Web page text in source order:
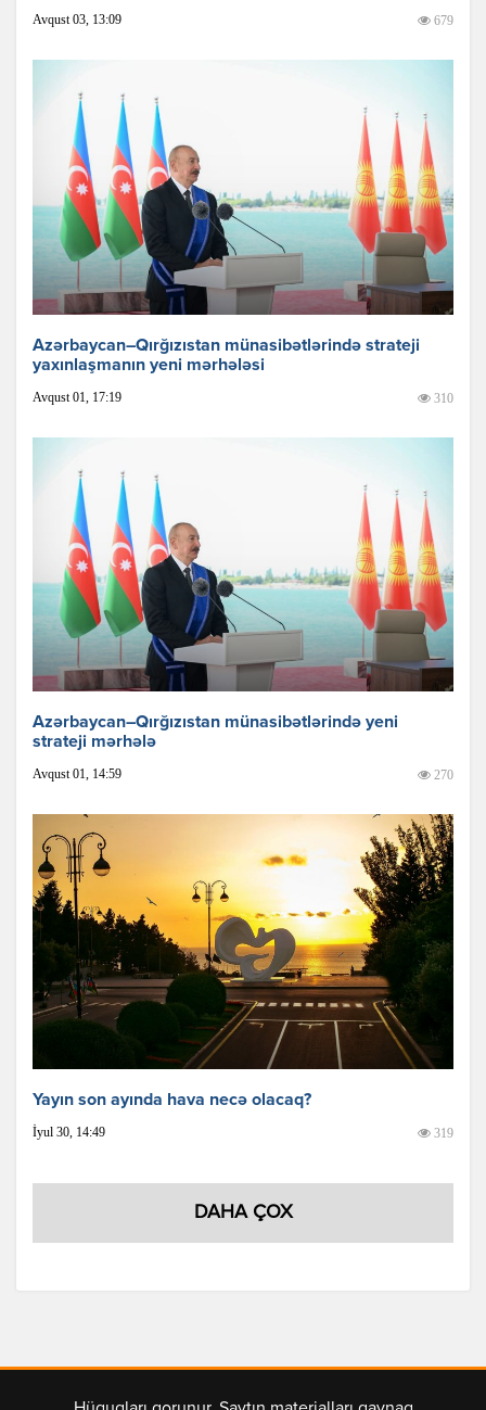
Avqust 03, 13:09 679
Azərbaycan–Qırğızıstan münasibətlərində strateji
yaxınlaşmanın yeni mərhələsi
Avqust 01, 17:19 310
Azərbaycan–Qırğızıstan münasibətlərində yeni
strateji mərhələ
Avqust 01, 14:59 270
Yayın son ayında hava necə olacaq?
İyul 30, 14:49 319
DAHA ÇOX